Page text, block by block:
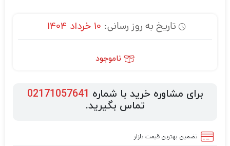
تاریخ به روز رسانی: 10 خرداد 1404
ناموجود
برای مشاوره خرید با شماره 02171057641
تماس بگیرید.
تضمین بهترین قیمت بازار